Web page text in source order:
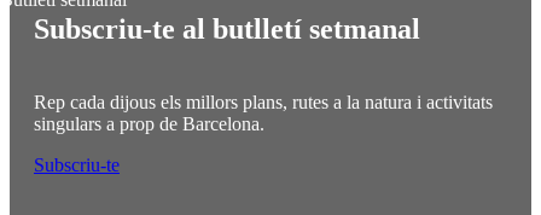
Subscriu-te al butlletí setmanal
Rep cada dijous els millors plans, rutes a la natura i activitats
singulars a prop de Barcelona.
Subscriu-te